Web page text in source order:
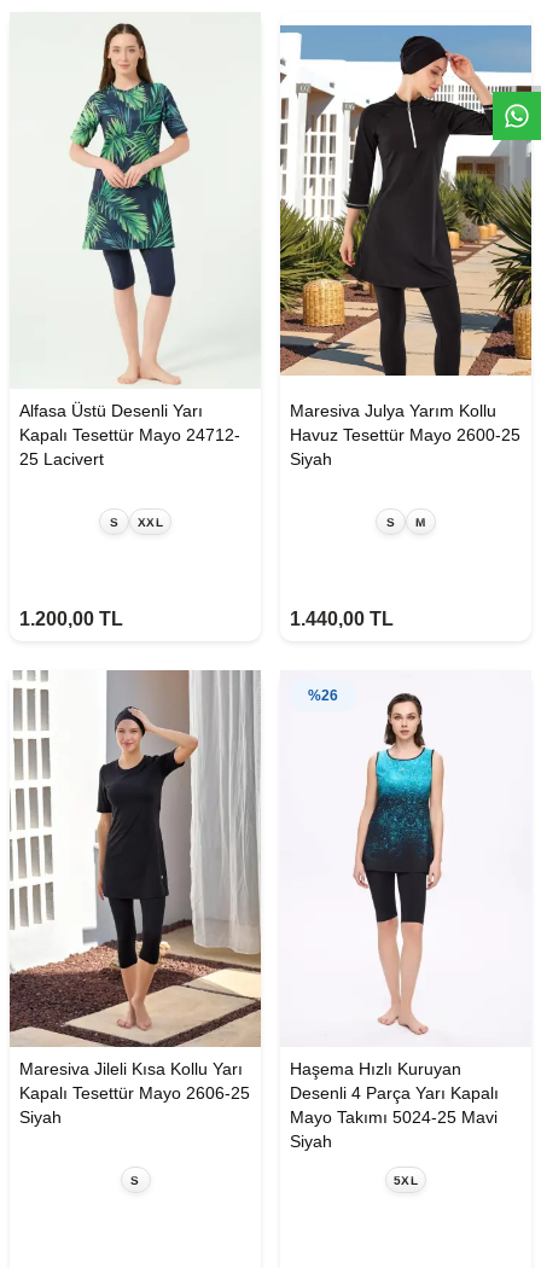
W
h
t
s
a
p
p
D
e
s
e
H
a
t
t
Alfasa Üstü Desenli Yarı
Kapalı Tesettür Mayo 24712-
25 Lacivert
S XXL
1.200,00 TL
Maresiva Julya Yarım Kollu
Havuz Tesettür Mayo 2600-25
Siyah
S M
1.440,00 TL
Maresiva Jileli Kısa Kollu Yarı
Kapalı Tesettür Mayo 2606-25
Siyah
S
%26
Haşema Hızlı Kuruyan
Desenli 4 Parça Yarı Kapalı
Mayo Takımı 5024-25 Mavi
Siyah
5XL